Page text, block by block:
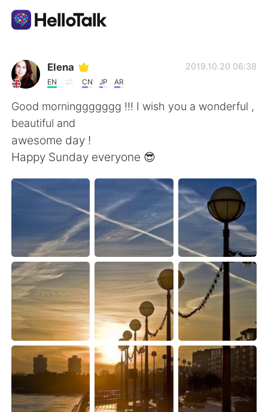
App di scambio linguistico
AI Grammar Checker
Italiano
English 简体中文
Español
العربية Français
Deutsch
한국어 Русский
ไทย Indonesia
Türkçe Tiếng Việt
Português
Elena
EN CN JP AR
2019.10.20 06:38
Good morninggggggg !!! I wish you a wonderful ,
beautiful and
awesome day !
Happy Sunday everyone 😎